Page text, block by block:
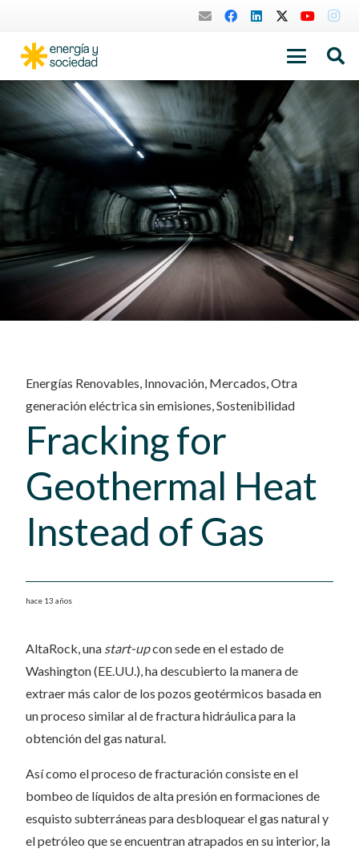
Energías Renovables, Innovación, Mercados,Otra
generación eléctrica sin emisiones,Sostenibilidad
Fracking for
Geothermal Heat
Instead of Gas
hace 13 años
AltaRock, una start-upcon sede en el estado de
Washington (EE.UU.), ha descubierto la manera de
extraer más calor de los pozos geotérmicos basada en
un proceso similar al de fractura hidráulica para la
obtención del gas natural.
Así como el proceso de fracturación consiste en el
bombeo de líquidos de alta presión en formaciones de
esquisto subterráneas para desbloquear el gas natural y
el petróleo que se encuentran atrapados en su interior, la